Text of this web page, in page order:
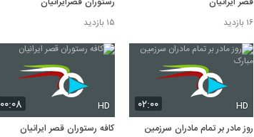
۱۶ بازدید ۱۵ بازدید
۰۲:۰۰ HD
روز مادر بر تمام مادران سرزمین
۰۰:۰۸ HD
كافه رستوران قصر ايرانيان